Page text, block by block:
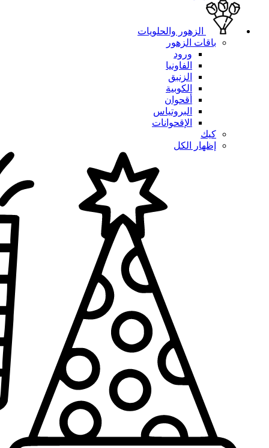
الزهور والحلويات
باقات الزهور
ورود
الفاونيا
الزنبق
الكوبية
أقحوان
البروتياس
الإقحوانات
كيك
إظهار الكل